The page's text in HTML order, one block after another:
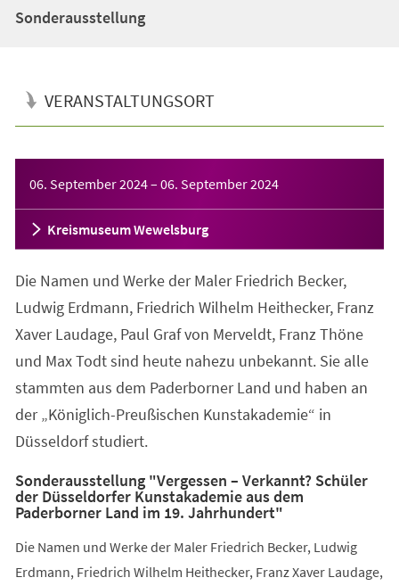
Sonderausstellung
VERANSTALTUNGSORT
06. September 2024– 06. September 2024
Kreismuseum Wewelsburg
Die Namen und Werke der Maler Friedrich Becker,
Ludwig Erdmann, Friedrich Wilhelm Heithecker, Franz
Xaver Laudage, Paul Graf von Merveldt, Franz Thöne
und Max Todt sind heute nahezu unbekannt. Sie alle
stammten aus dem Paderborner Land und haben an
der „Königlich-Preußischen Kunstakademie“ in
Düsseldorf studiert.
Sonderausstellung "Vergessen – Verkannt? Schüler
der Düsseldorfer Kunstakademie aus dem
Paderborner Land im 19. Jahrhundert"
Die Namen und Werke der Maler Friedrich Becker, Ludwig
Erdmann, Friedrich Wilhelm Heithecker, Franz Xaver Laudage,